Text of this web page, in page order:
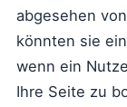
abgesehen
könnten sie
wenn ein
Ihre Seite zu